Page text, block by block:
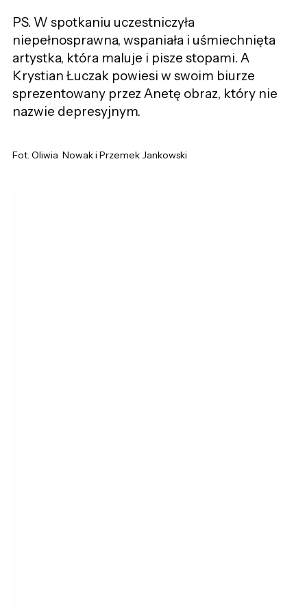
PS. W spotkaniu uczestniczyła
niepełnosprawna, wspaniała i uśmiechnięta
artystka, która maluje i pisze stopami. A
Krystian Łuczak powiesi w swoim biurze
sprezentowany przez Anetę obraz, który nie
nazwie depresyjnym.
Fot. Oliwia Nowak i Przemek Jankowski